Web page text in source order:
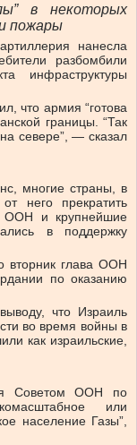
в некоторых
пожары
нанесла
разбомбили
инфраструктуры
что армия “готова
границы. “Так
севере”, — сказал
многие страны, в
него прекратить
ООН и крупнейшие
в поддержку
вторник глава ООН
по оказанию
что Израиль
во время войны в
как израильские,
Советом ООН по
или
население Газы”,